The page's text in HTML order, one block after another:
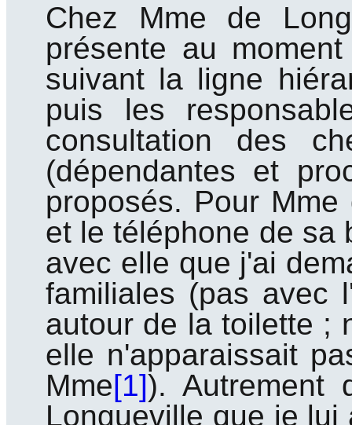
Chez Mme de
présente au
suivant la ligne
puis les
consultation des
(dépendantes et
proposés. Pour
et le téléphone de sa
avec elle que j'ai
familiales (pas avec
autour de la toilette ;
elle n'apparaissait
Mme[1]). Autrement
Longueville que je